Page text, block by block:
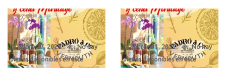
enero 27, 2024
No hay
plazas disponibles en este
febrero 1, 2025
No hay
plazas disponibles en este